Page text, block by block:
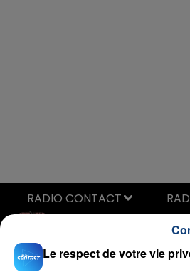
Nothing Breaks Like
MARK RONSON FEAT.
Le respect de votre vie